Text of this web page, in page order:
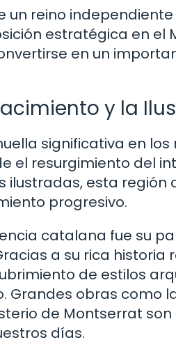
un reino
estratégica en el
en un
y la
significativa en
el resurgimiento del
ilustradas, esta región
progresivo.
catalana fue su
a su rica historia
de estilos
Grandes obras como
de Montserrat
días.